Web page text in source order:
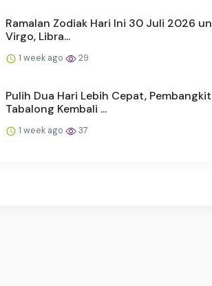
Ramalan Zodiak Hari Ini 30 Juli 2026
Virgo, Libra...
1 week ago 29
Pulih Dua Hari Lebih Cepat, Pembangkit
Tabalong Kembali ...
1 week ago 37